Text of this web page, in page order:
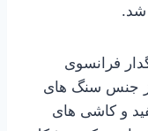
شد.
فرانسوی
جنس سنگ های
و کاشی های